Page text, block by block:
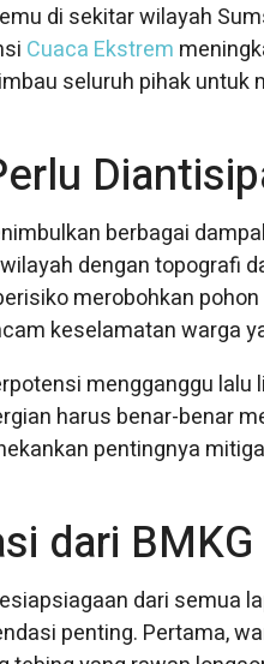
di sekitar wilayah
Cuaca Ekstrem
seluruh pihak
berbagai
dengan topografi
merobohkan
keselamatan warga
mengganggu lalu
harus benar-benar
pentingnya
dari BMKG
dari semua
penting. Pertama,